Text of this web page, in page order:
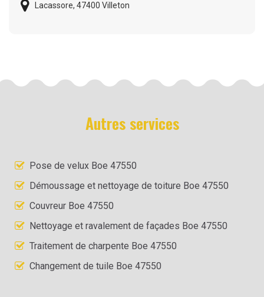
Lacassore, 47400 Villeton
Autres services
Pose de velux Boe 47550
Démoussage et nettoyage de toiture Boe 47550
Couvreur Boe 47550
Nettoyage et ravalement de façades Boe 47550
Traitement de charpente Boe 47550
Changement de tuile Boe 47550